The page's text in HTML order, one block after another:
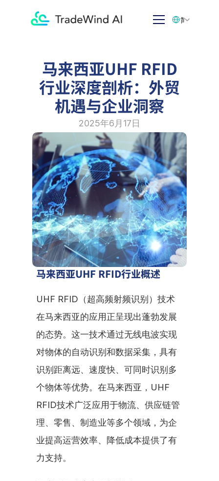
马来西亚UHF RFID
行业深度剖析：外贸
机遇与企业洞察
2025年6月17日
马来西亚UHF RFID行业概述
UHF RFID（超高频射频识别）技术
在马来西亚的应用正呈现出蓬勃发展
的态势。这一技术通过无线电波实现
对物体的自动识别和数据采集，具有
识别距离远、速度快、可同时识别多
个物体等优势。在马来西亚，UHF
RFID技术广泛应用于物流、供应链管
理、零售、制造业等多个领域，为企
业提高运营效率、降低成本提供了有
力支持。
简体中文